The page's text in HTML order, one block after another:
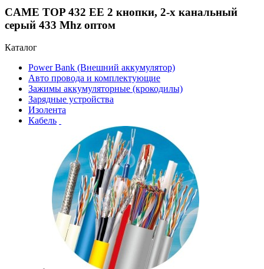
CAME TOP 432 EE 2 кнопки, 2-х канальный
серый 433 Mhz оптом
Каталог
Power Bank (Внешний аккумулятор)
Авто провода и комплектующие
Зажимы аккумуляторные (крокодилы)
Зарядные устройства
Изолента
Кабель